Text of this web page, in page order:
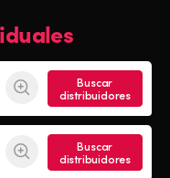
Buscar
distribuidores
Buscar
distribuidores